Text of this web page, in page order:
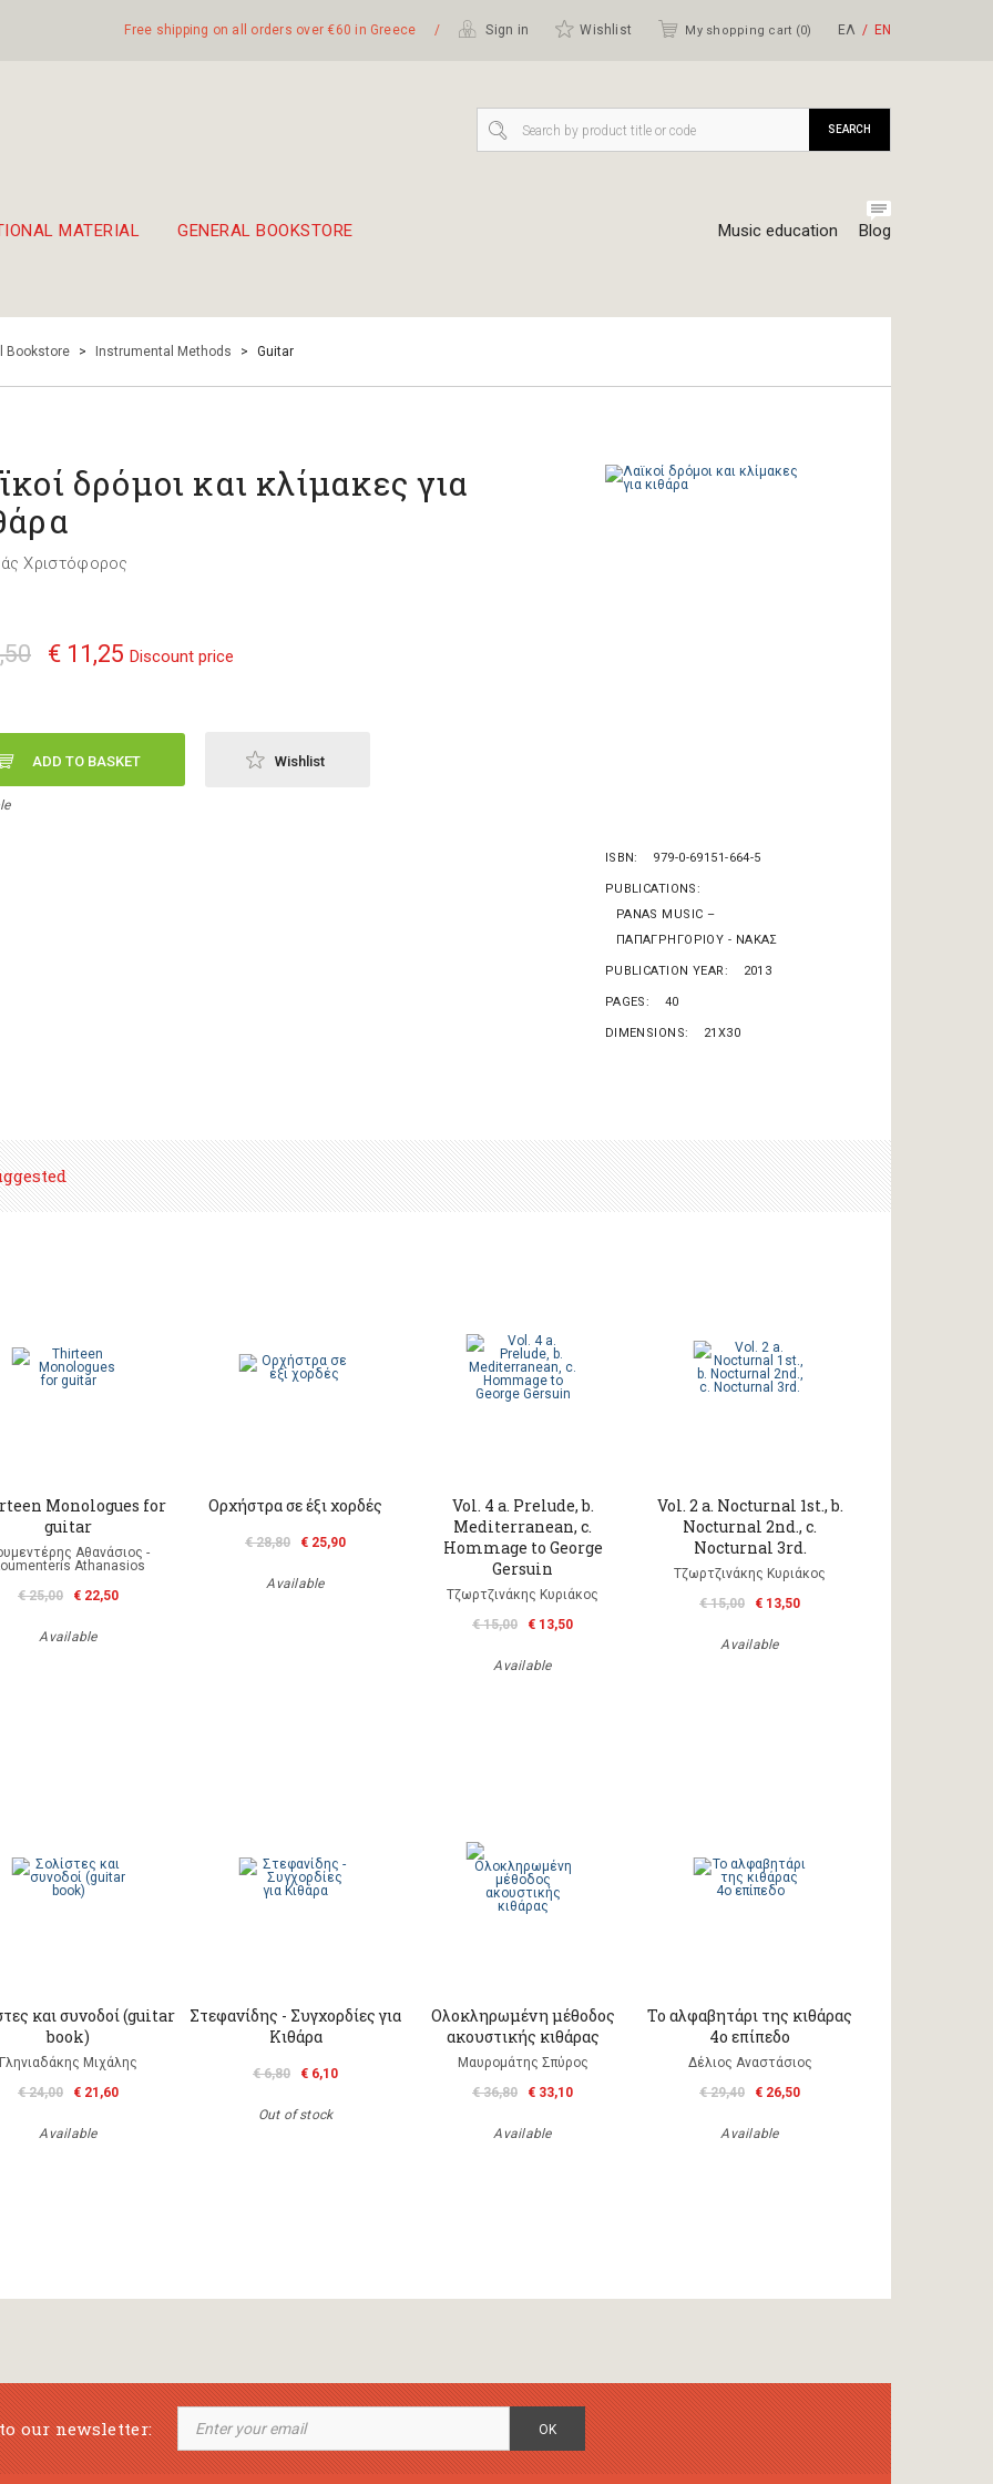
Free shipping on all orders over €60 in Greece / Sign in Wishlist My shopping cart (0) ΕΛ ΕΝ
MATERIAL GENERAL BOOKSTORE Music education Blog
SEARCH
Bookstore > Instrumental Methods > Guitar
δρόμοι και κλίμακες για
Χριστόφορος
€ 11,25 Discount price
ADD TO BASKET Wishlist
ISBN 979-0-69151-664-5
PUBLICATIONS
PANAS MUSIC –
ΠΑΠΑΓΡΗΓΟΡΙΟΥ - ΝΑΚΑΣ
PUBLICATION YEAR 2013
PAGES 40
DIMENSIONS 21X30
Monologues for
guitar
Αθανάσιος -
Athanasios
€ 25,00
€ 22,50
Available
Ορχήστρα σε έξι χορδές
€ 28,80 € 25,90
Available
Vol. 4 a. Prelude, b.
Mediterranean, c.
Hommage to George
Gersuin
Τζωρτζινάκης Κυριάκος
€ 15,00
€ 13,50
Available
Vol. 2 a. Nocturnal 1st., b.
Nocturnal 2nd., c.
Nocturnal 3rd.
Τζωρτζινάκης Κυριάκος
€ 15,00
€ 13,50
Available
και συνοδοί (guitar
book)
Γληνιαδάκης Μιχάλης
€ 24,00
€ 21,60
Available
Στεφανίδης - Συγχορδίες για
Κιθάρα
€ 6,80 € 6,10
Out of stock
Ολοκληρωμένη μέθοδος
ακουστικής κιθάρας
Μαυρομάτης Σπύρος
€ 36,80
€ 33,10
Available
Το αλφαβητάρι της κιθάρας
4ο επίπεδο
Δέλιος Aναστάσιος
€ 29,40
€ 26,50
Available
our newsletter: OK